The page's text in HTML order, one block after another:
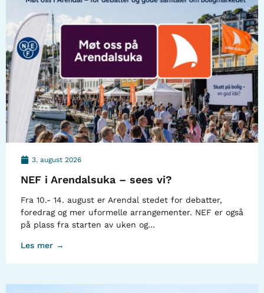
3. august 2026
NEF i Arendalsuka – sees vi?
Fra 10.- 14. august er Arendal stedet for debatter,
foredrag og mer uformelle arrangementer. NEF er også
på plass fra starten av uken og…
Les mer →